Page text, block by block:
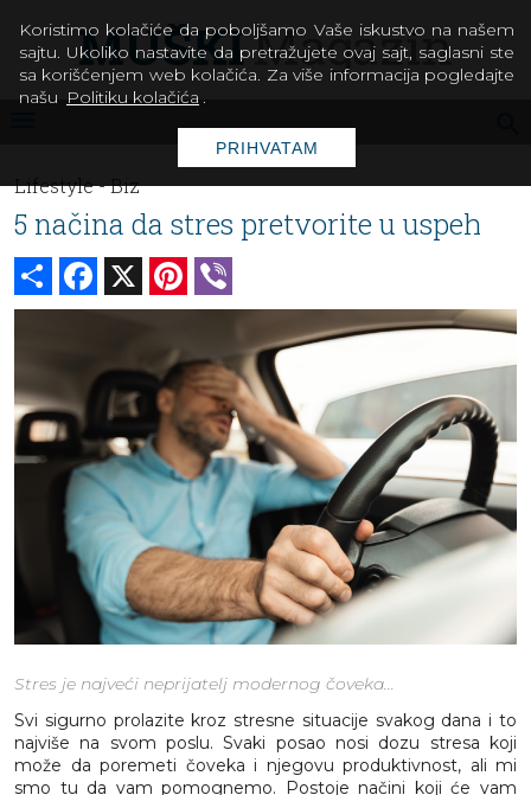
Lifestyle -Biz
5 načina da stres pretvorite u uspeh
Share Facebook Pinterest
Stres je najveći neprijatelj modernog čoveka...
Svi sigurno prolazite kroz stresne situacije svakog dana i to
najviše na svom poslu. Svaki posao nosi dozu stresa koji
može da poremeti čoveka i njegovu produktivnost, ali mi
smo tu da vam pomognemo. Postoje načini koji će vam
Koristimo kolačiće da poboljšamo Vaše iskustvo na našem
sajtu. Ukoliko nastavite da pretražujete ovaj sajt, saglasni ste
sa korišćenjem web kolačića. Za više informacija pogledajte
našu Politiku kolačića .
PRIHVATAM